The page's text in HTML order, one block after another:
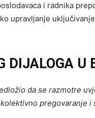
i radnika
upravljanje
DIJALOGA U
da se razmotre
pregovaranje